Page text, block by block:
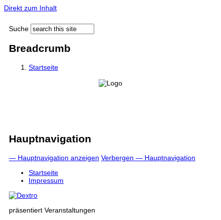
Direkt zum Inhalt
Suche
Breadcrumb
Startseite
Hauptnavigation
— Hauptnavigation anzeigen Verbergen — Hauptnavigation
Startseite
Impressum
präsentiert Veranstaltungen